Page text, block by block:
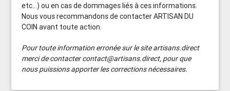
etc...) ou en cas de dommages liés à ces informations.
Nous vous recommandons de contacter ARTISAN DU
COIN avant toute action.
Pour toute information erronée sur le site artisans.direct
merci de contacter contact@artisans.direct, pour que
nous puissions apporter les corrections nécessaires.